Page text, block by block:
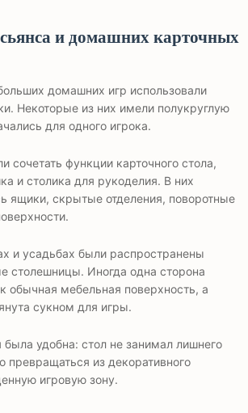
и домашних карточных
домашних игр использовали
Некоторые из них имели полукруглую
для одного игрока.
сочетать функции карточного стола,
и столика для рукоделия. В них
ящики, скрытые отделения, поворотные
и усадьбах были распространены
столешницы. Иногда одна сторона
обычная мебельная поверхность, а
сукном для игры.
была удобна: стол не занимал лишнего
превращаться из декоративного
игровую зону.